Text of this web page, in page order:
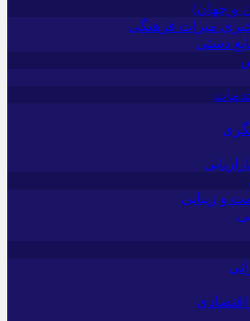
و جهان)
میراث فرهنگی
دستی
و زیبایی
اقتصادی